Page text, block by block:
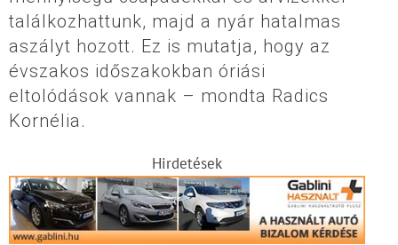
találkozhattunk, majd a nyár hatalmas
aszályt hozott. Ez is mutatja, hogy az
évszakos időszakokban óriási
eltolódások vannak – mondta Radics
Kornélia.
Hirdetések